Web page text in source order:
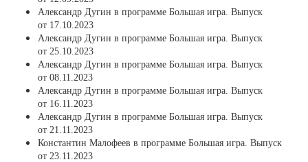
Александр Дугин в программе Большая игра. Выпуск
от 17.10.2023
Александр Дугин в программе Большая игра. Выпуск
от 25.10.2023
Александр Дугин в программе Большая игра. Выпуск
от 08.11.2023
Александр Дугин в программе Большая игра. Выпуск
от 16.11.2023
Александр Дугин в программе Большая игра. Выпуск
от 21.11.2023
Константин Малофеев в программе Большая игра. Выпуск
от 23.11.2023